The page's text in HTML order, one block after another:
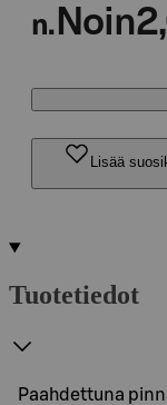
n. Noin
Lisää
Tuotetiedot
Paahdettuna